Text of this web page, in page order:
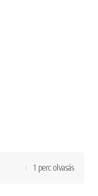
1 perc olvasás